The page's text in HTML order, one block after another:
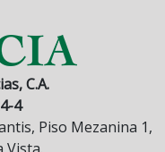
C.A.
4
Piso Mezanina 1,